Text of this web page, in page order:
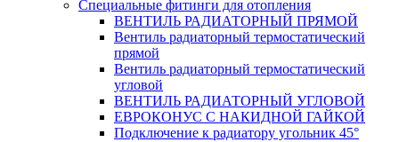
Специальные фитинги для отопления
ВЕНТИЛЬ РАДИАТОРНЫЙ ПРЯМОЙ
Вентиль радиаторный термостатический
прямой
Вентиль радиаторный термостатический
угловой
ВЕНТИЛЬ РАДИАТОРНЫЙ УГЛОВОЙ
ЕВРОКОНУС С НАКИДНОЙ ГАЙКОЙ
Подключение к радиатору угольник 45°